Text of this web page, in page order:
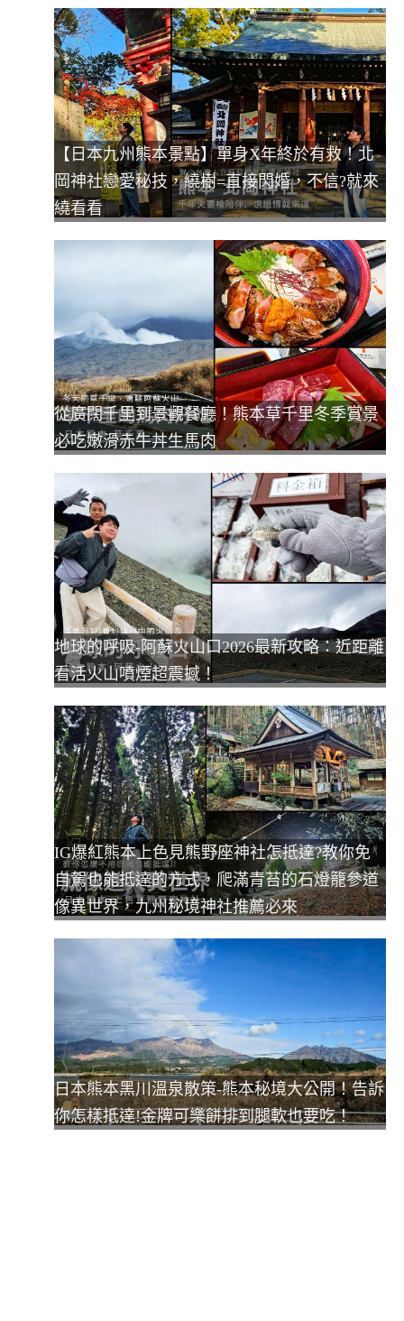
【日本九州熊本景點】單身X年終於有救！北
岡神社戀愛秘技，繞樹=直接閃婚，不信?就來
繞看看
從廣闊千里到景觀餐廳！熊本草千里冬季賞景
必吃嫩滑赤牛丼生馬肉
地球的呼吸-阿蘇火山口2026最新攻略：近距離
看活火山噴煙超震撼！
IG爆紅熊本上色見熊野座神社怎抵達?教你免
自駕也能抵達的方式，爬滿青苔的石燈籠參道
像異世界，九州秘境神社推薦必來
日本熊本黑川溫泉散策-熊本秘境大公開！告訴
你怎樣抵達!金牌可樂餅排到腿軟也要吃！